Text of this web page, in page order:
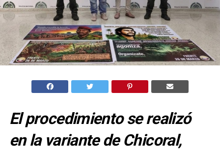
El procedimiento se realizó
en la variante de Chicoral,